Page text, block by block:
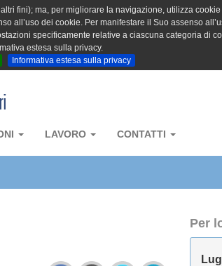
fini); ma, per migliorare la navigazione, utilizza
dei cookie. Per manifestare il Suo assenso
specificamente relative a ciascuna categoria di
estesa sulla privacy.
Informativa estesa sulla privacy
LAVORO CONTATTI
Per